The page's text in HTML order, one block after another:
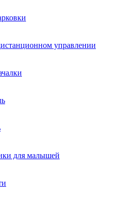
управлении
для малышей